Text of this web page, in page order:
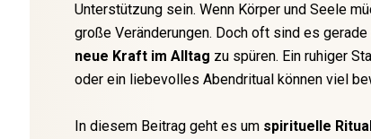
Unterstützung sein. Wenn Körper und Seele
große Veränderungen. Doch oft sind es
neue Kraft im Alltag zu spüren. Ein ruhiger
oder ein liebevolles Abendritual können viel
In diesem Beitrag geht es um spirituelle